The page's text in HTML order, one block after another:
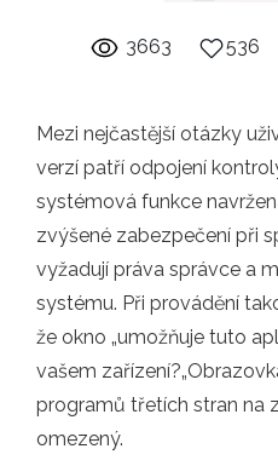
3663 536
Mezi nejčastější otázky
verzí patří odpojení
systémová funkce
zvýšené zabezpečení při
vyžadují práva správce a
systému. Při provádění
že okno „umožňuje tuto
vašem
programů třetích stran na
omezený.